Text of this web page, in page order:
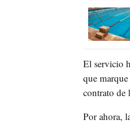
El servicio
que
contrato de
Por ahora,